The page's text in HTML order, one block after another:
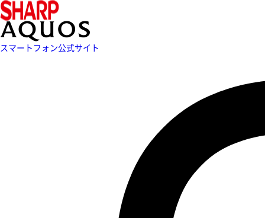
スマートフォン公式サイト